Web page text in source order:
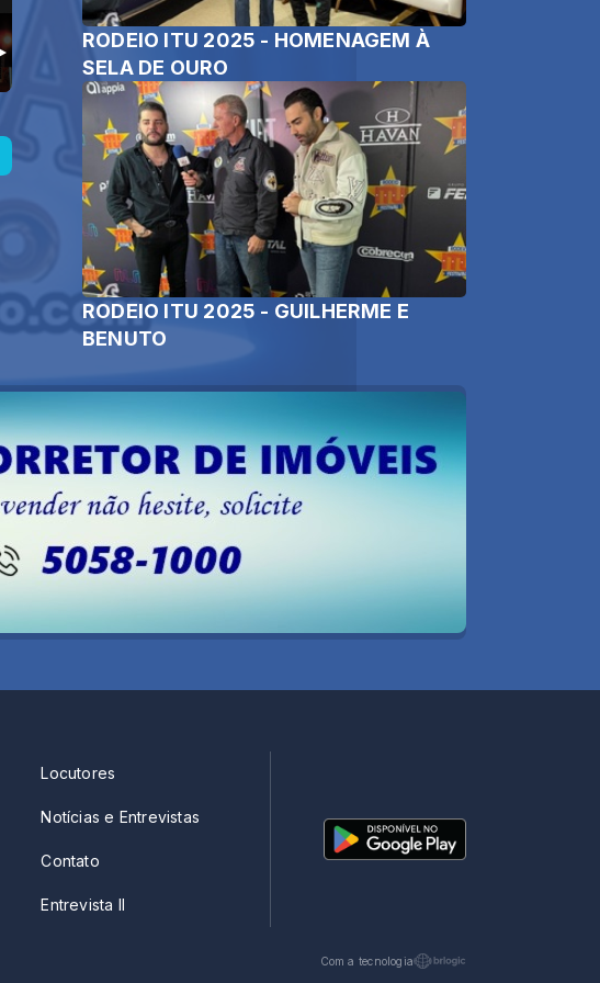
RODEIO ITU 2025 - HOMENAGEM À
SELA DE OURO
RODEIO ITU 2025 - GUILHERME E
BENUTO
Locutores
Notícias e Entrevistas
Contato
Entrevista II
Com a tecnologia